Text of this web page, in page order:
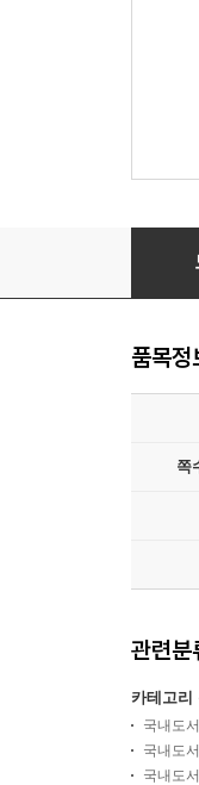
품목정
쪽
관련분
카테고리
국내도서
국내도서
국내도서